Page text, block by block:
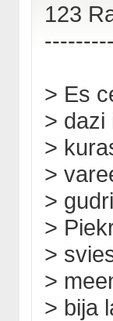
123
> Es
> dazi
>
>
>
>
>
>
> bija